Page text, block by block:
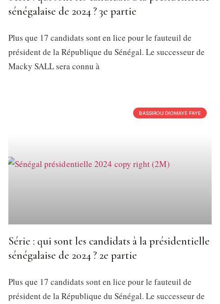
sénégalaise de 2024 ? 3e partie
Plus que 17 candidats sont en lice pour le fauteuil de
président de la République du Sénégal. Le successeur de
Macky SALL sera connu à
BASSIROU DIOMAYE FAYE
Série : qui sont les candidats à la présidentielle
sénégalaise de 2024 ? 2e partie
Plus que 17 candidats sont en lice pour le fauteuil de
président de la République du Sénégal. Le successeur de